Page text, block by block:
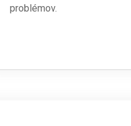
problémov.